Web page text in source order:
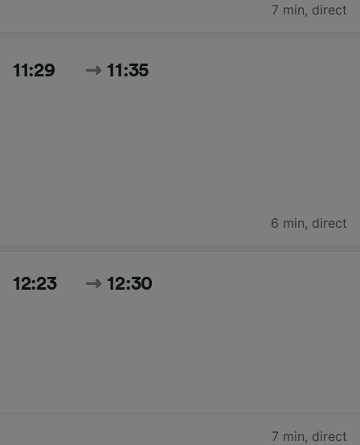
7 min, direct
11:29 11:35
6 min, direct
12:23 12:30
7 min, direct